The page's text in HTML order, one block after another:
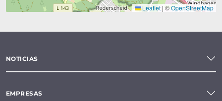
Leaflet | ©OpenStreetMap
NOTICIAS
EMPRESAS